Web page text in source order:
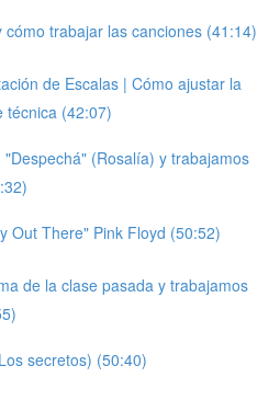
cómo trabajar las canciones (41:14)
de Escalas | Cómo ajustar la
técnica (42:07)
(Rosalía) y trabajamos
Out There" Pink Floyd (50:52)
de la clase pasada y trabajamos
secretos) (50:40)